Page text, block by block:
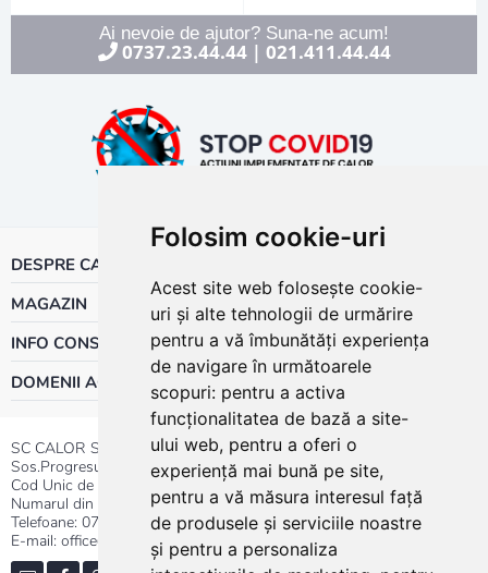
Folosim cookie-uri
Acest site web folosește cookie-
uri și alte tehnologii de urmărire
pentru a vă îmbunătăți experiența
de navigare în următoarele
scopuri: pentru a activa
funcționalitatea de bază a site-
ului web, pentru a oferi o
experiență mai bună pe site,
pentru a vă măsura interesul față
de produsele și serviciile noastre
și pentru a personaliza
Ai nevoie de ajutor? Suna-ne acum!
0737.23.44.44| 021.411.44.44
DESPRE CALOR
MAGAZIN
INFO CONSUMATOR
DOMENII ACTIVITATE
SC CALOR SRL
Sos.Progresului nr.30-40, Sector 5, Bucuresti
Cod Unic de Inregistrare: RO 3004724
Numarul din Registrul Comertului:J40/13176/1991
Telefoane: 0737.23.44.44|021.411.44.44
E-mail: office@calor.ro